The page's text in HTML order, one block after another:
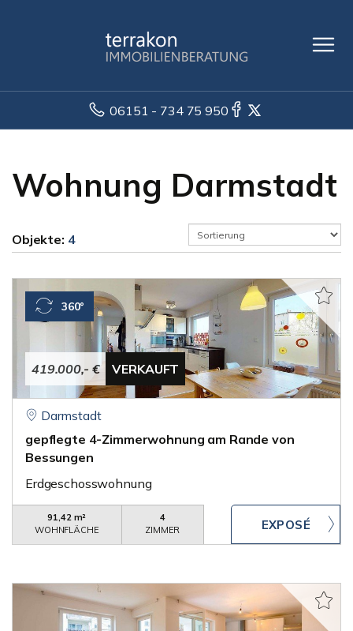
06151 - 734 75 950
Wohnung Darmstadt
Objekte: 4
419.000,- € VERKAUFT
360°
Darmstadt
gepflegte 4-Zimmerwohnung am Rande von
Bessungen
Erdgeschosswohnung
91,42 m²
WOHNFLÄCHE
4
ZIMMER